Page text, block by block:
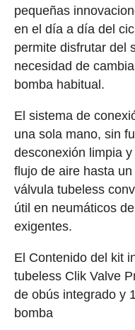
pequeñas
en el día a día del
permite disfrutar del
necesidad de
bomba habitual.
El sistema de
una sola mano, sin
desconexión limpia
flujo de aire hasta
válvula tubeless
útil en neumáticos
exigentes.
El Contenido del kit
tubeless Clik Valve
de obús integrado y
bomba